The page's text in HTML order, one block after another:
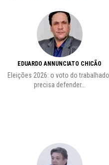
EDUARDO ANNUNCIATO CHICÃO
Eleições 2026: o voto do
precisa defender...